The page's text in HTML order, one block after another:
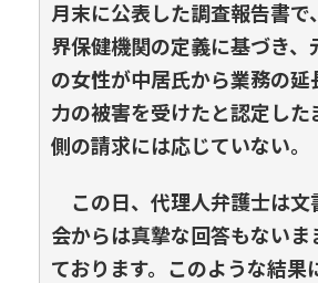
月末に公表した調査報告書で
界保健機関の定義に基づき、
の女性が中居氏から業務の延
力の被害を受けたと認定した
側の請求には応じていない。
この日、代理人弁護士は文
会からは真摯な回答もないま
ております。このような結果